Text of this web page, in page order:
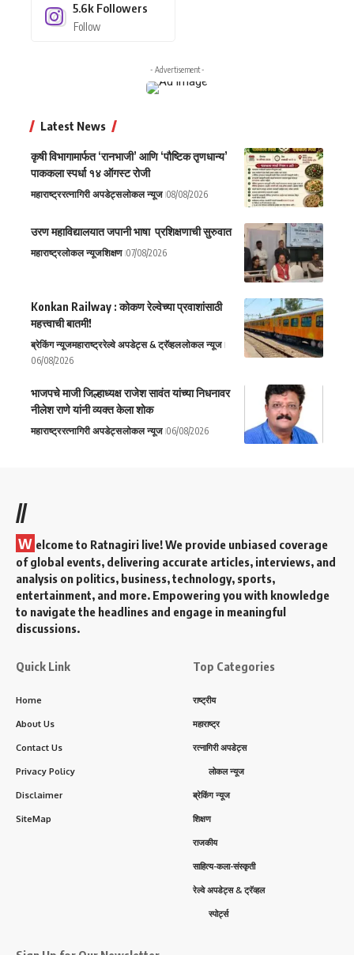
5.6k Followers
Follow
- Advertisement -
Latest News
कृषी विभागामार्फत ‘रानभाजी’ आणि ‘पौष्टिक तृणधान्य’
पाककला स्पर्धा १४ ऑगस्ट रोजी
महाराष्ट्ररत्नागिरी अपडेट्सलोकल न्यूज 08/08/2026
उरण महाविद्यालयात जपानी भाषा प्रशिक्षणाची सुरुवात
महाराष्ट्रलोकल न्यूजशिक्षण 07/08/2026
Konkan Railway : कोकण रेल्वेच्या प्रवाशांसाठी
महत्त्वाची बातमी!
ब्रेकिंग न्यूजमहाराष्ट्ररेल्वे अपडेट्स & ट्रॅव्हललोकल न्यूज
06/08/2026
भाजपचे माजी जिल्हाध्यक्ष राजेश सावंत यांच्या निधनावर
नीलेश राणे यांनी व्यक्त केला शोक
महाराष्ट्ररत्नागिरी अपडेट्सलोकल न्यूज 06/08/2026
//
W elcome to Ratnagiri live! We provide unbiased coverage
of global events, delivering accurate articles, interviews, and
analysis on politics, business, technology, sports,
entertainment, and more. Empowering you with knowledge
to navigate the headlines and engage in meaningful
discussions.
Quick Link
Home
About Us
Contact Us
Privacy Policy
Disclaimer
SiteMap
Top Categories
राष्ट्रीय
महाराष्ट्र
रत्नागिरी अपडेट्स
लोकल न्यूज
ब्रेकिंग न्यूज
शिक्षण
राजकीय
साहित्य-कला-संस्कृती
रेल्वे अपडेट्स & ट्रॅव्हल
स्पोर्ट्स